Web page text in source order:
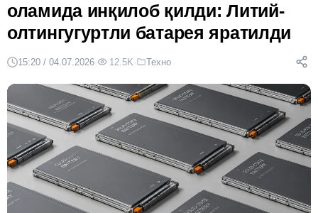
оламида инқилоб қилди: Литий-
олтингугуртли батарея яратилди
15:20 / 04.07.2026· 12.5K· Техно